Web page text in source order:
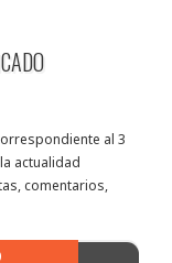
al 3
actualidad
comentarios,